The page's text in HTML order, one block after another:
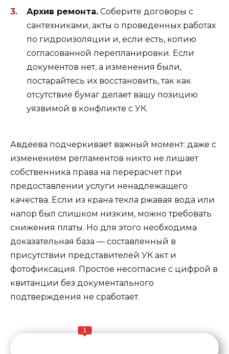
Архив ремонта. Соберите договоры с
сантехниками, акты о проведенных работах
по гидроизоляции и, если есть, копию
согласованной перепланировки. Если
документов нет, а изменения были,
постарайтесь их восстановить, так как
отсутствие бумаг делает вашу позицию
уязвимой в конфликте с УК.
Авдеева подчеркивает важный момент: даже с
изменением регламентов никто не лишает
собственника права на перерасчет при
предоставлении услуги ненадлежащего
качества. Если из крана текла ржавая вода или
напор был слишком низким, можно требовать
снижения платы. Но для этого необходима
доказательная база — составленный в
присутствии представителей УК акт и
фотофиксация. Простое несогласие с цифрой в
квитанции без документального
подтверждения не сработает.
1